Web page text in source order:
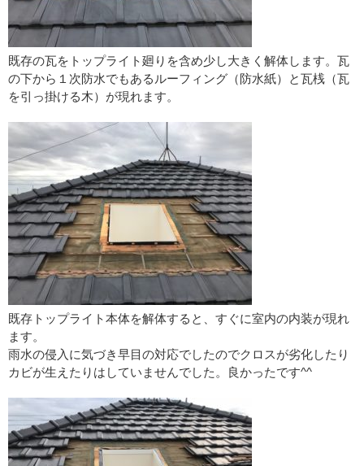
既存の瓦をトップライト廻りを含め少し大きく解体します。瓦
の下から１次防水でもあるルーフィング（防水紙）と瓦桟（瓦
を引っ掛ける木）が現れます。
既存トップライト本体を解体すると、すぐに室内の内装が現れ
ます。
雨水の侵入に気づき早目の対応でしたのでクロスが劣化したり
カビが生えたりはしていませんでした。良かったです^^